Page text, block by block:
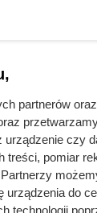
gotowych
partnerów
urządzenie czy
treści, pomiar
do
technologii